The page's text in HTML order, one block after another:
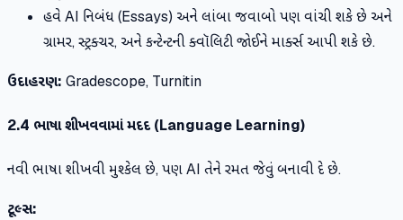
હવે AI નિબંધ (Essays) અને લાંબા જવાબો પણ વાંચી શકે છે અને
ગ્રામર, સ્ટ્રક્ચર, અને કન્ટેન્ટની ક્વૉલિટી જોઈને માર્ક્સ આપી શકે છે.
ઉદાહરણ: Gradescope, Turnitin
2.4 ભાષા શીખવવામાં મદદ (Language Learning)
નવી ભાષા શીખવી મુશ્કેલ છે, પણ AI તેને રમત જેવું બનાવી દે છે.
ટૂલ્સ: